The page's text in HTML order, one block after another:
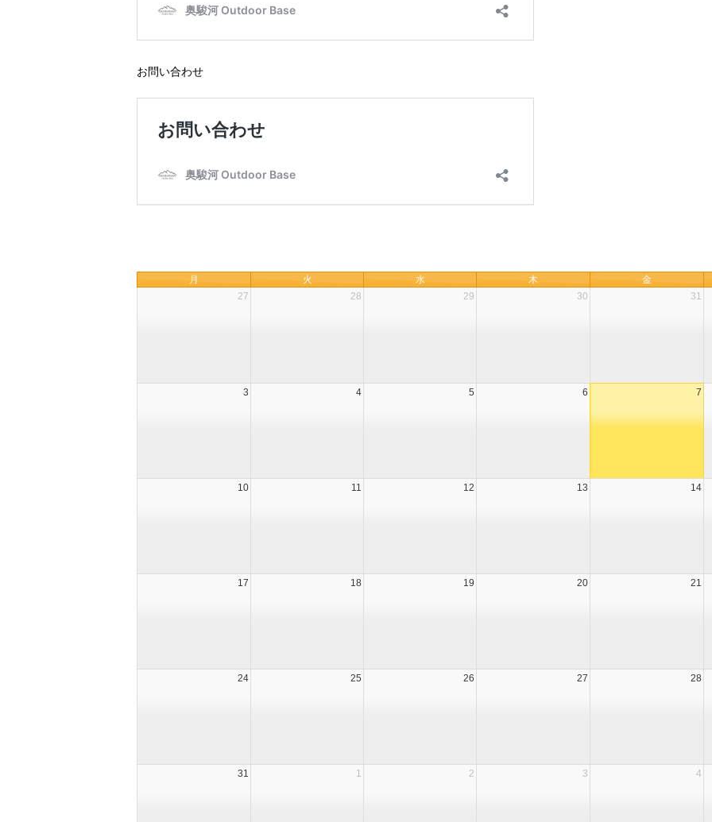
お問い合わせ
月 火 水 木 金
27
28 29 30 31
3 4 5 6 7
10 11 12 13 14
17 18 19 20 21
24 25 26 27 28
31 1 2 3 4